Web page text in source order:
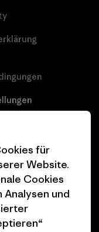
für
Website.
Cookies
und